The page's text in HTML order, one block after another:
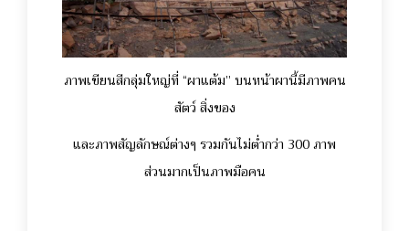
ภาพเขียนสีกลุ่มใหญ่ที่ “ผาแต้ม” บนหน้าผานี้มีภาพคน
สัตว์ สิ่งของ
และภาพสัญลักษณ์ต่างๆ รวมกันไม่ต่ำกว่า 300 ภาพ
ส่วนมากเป็นภาพมือคน